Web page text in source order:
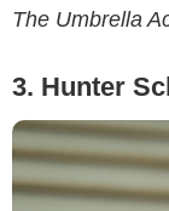
The Umbrella
3. Hunter